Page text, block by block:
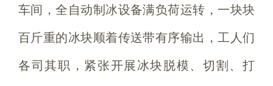
车间，全自动制冰设备满负荷运转，一块块
百斤重的冰块顺着传送带有序输出，工人们
各司其职，紧张开展冰块脱模、切割、打